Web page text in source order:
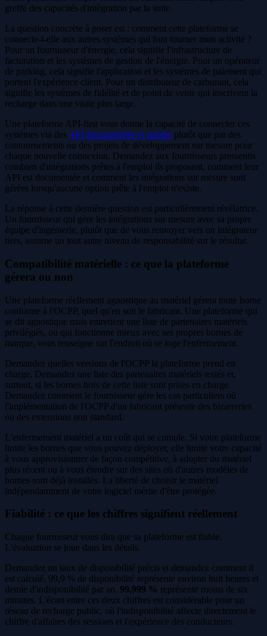
greffé des capacités d'intégration par la suite.
La question concrète à poser est : comment cette plateforme se
connecte-t-elle aux autres systèmes qui font tourner mon activité ?
Pour un fournisseur d'énergie, cela signifie l'infrastructure de
facturation et les systèmes de gestion de l'énergie. Pour un opérateur
de parking, cela signifie l'application et les systèmes de paiement qui
portent l'expérience client. Pour un distributeur de carburant, cela
signifie les systèmes de fidélité et de point de vente qui inscrivent la
recharge dans une visite plus large.
Une plateforme API-first vous donne la capacité de connecter ces
systèmes via des API documentées et stables plutôt que par des
contournements ou des projets de développement sur mesure pour
chaque nouvelle connexion. Demandez aux fournisseurs pressentis
combien d'intégrations prêtes à l'emploi ils proposent, comment leur
API est documentée et comment les intégrations sur mesure sont
gérées lorsqu'aucune option prête à l'emploi n'existe.
La réponse à cette dernière question est particulièrement révélatrice.
Un fournisseur qui gère les intégrations sur mesure avec sa propre
équipe d'ingénierie, plutôt que de vous renvoyer vers un intégrateur
tiers, assume un tout autre niveau de responsabilité sur le résultat.
Compatibilité matérielle : ce que la plateforme
gérera ou non
Une plateforme réellement agnostique au matériel gérera toute borne
conforme à l'OCPP, quel qu'en soit le fabricant. Une plateforme qui
se dit agnostique mais entretient une liste de partenaires matériels
privilégiés, ou qui fonctionne mieux avec ses propres bornes de
marque, vous renseigne sur l'endroit où se loge l'enfermement.
Demandez quelles versions de l'OCPP la plateforme prend en
charge. Demandez une liste des partenaires matériels testés et,
surtout, si les bornes hors de cette liste sont prises en charge.
Demandez comment le fournisseur gère les cas particuliers où
l'implémentation de l'OCPP d'un fabricant présente des bizarreries
ou des extensions non standard.
L'enfermement matériel a un coût qui se cumule. Si votre plateforme
limite les bornes que vous pouvez déployer, elle limite votre capacité
à vous approvisionner de façon compétitive, à adopter du matériel
plus récent ou à vous étendre sur des sites où d'autres modèles de
bornes sont déjà installés. La liberté de choisir le matériel
indépendamment de votre logiciel mérite d'être protégée.
Fiabilité : ce que les chiffres signifient réellement
Chaque fournisseur vous dira que sa plateforme est fiable.
L'évaluation se joue dans les détails.
Demandez un taux de disponibilité précis et demandez comment il
est calculé. 99,9 % de disponibilité représente environ huit heures et
demie d'indisponibilité par an. 99,999 % représente moins de six
minutes. L'écart entre ces deux chiffres est considérable pour un
réseau de recharge public, où l'indisponibilité affecte directement le
chiffre d'affaires des sessions et l'expérience des conducteurs.